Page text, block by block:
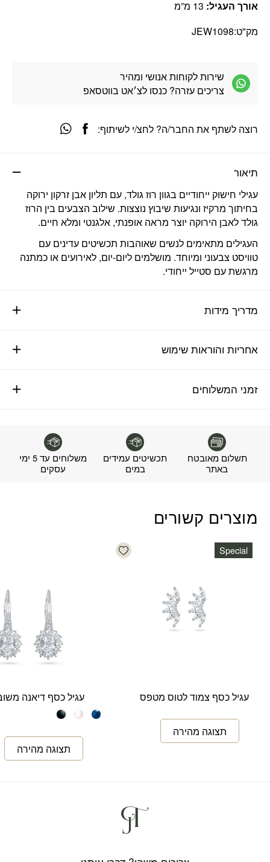
אורך העגיל:
מק"ט:JEW1098
שירות לקוחות אנושי ומהיר
צריכים עזרה? כנסו לצ׳אט בווטסאפ
תיאור
עגילי חישוק ייחודיים בגוון רוז גולד, עם תליון אבן זרקון ירוקה
בחיתוך מרקיז ונגיעות שיבוץ נוצצות. שילוב הצבעים בין הרוז
גולד לאבן הירוקה יוצר מראה אופנתי, אלגנטי ומלא חיים.
העגילים מתאימים לנשים שאוהבות תכשיטים עדינים עם
טוויסט צבעוני ומיוחד. מושלמים ליום-יום, לאירועים או כמתנה
מרגשת עם סטייל ייחודי.
מדריך מידות
אחריות והוראות שימוש
זמני המשלוחים
תשלום מאובטח
באתר
תכשיטים עמידים
במים
משלוחים עד 5 ימי
עסקים
רוצה לשתף את החבר/ה? לחצ/י לשיתוף:
מוצרים קשורים
Add wishlist Special
עגיל כסף צמוד לטוס מטפס עגיל כסף דיאנה